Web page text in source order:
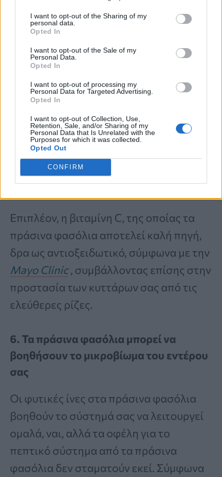
I want to opt-out of the Sharing of my
personal data.
Opted In
I want to opt-out of the Sale of my
Personal Data.
Opted In
I want to opt-out of processing my
Personal Data for Targeted Advertising.
Opted In
I want to opt-out of Collection, Use,
Retention, Sale, and/or Sharing of my
Personal Data that Is Unrelated with the
Purposes for which it was collected.
Opted Out
CONFIRM
συστατικά» να χρησιμοποιείται στο
οποίο πολλοί ειδικοί αναφέρονται σε
αυτά. Τα φυτοθρεπτικά συστατικά
μπορεί να μειώσουν τις πιθανότητές σας
να αναπτύξετε μια σειρά από
διαφορετικές ασθένειες, όπως η
αρθρίτιδα, ο διαβήτης, ο καρκίνος, η
νόσος Αλτσχάιμερ και οι καρδιαγγειακές
παθήσεις, .
Επιπλέον, η βιταμίνη C, της οποίας τα
πράσινα φασόλια αποτελεί καλή πηγή,
δρα ως αντιοξειδωτικό, σύμφωνα με την
Mayo Clinic, συμβάλλοντας επίσης στην
προστασία των κυττάρων σας από τις
ελεύθερες ρίζες.
6. Τα πράσινα φασόλια μπορεί να
βοηθήσουν το μικροβίωμα του εντέρου
σας
Οι φυτικές ίνες στα πράσινα φασόλια
βοηθούν το σύστημά σας να λειτουργεί
ομαλά, ναι, αλλά τα οφέλη για το
πεπτικό σύστημα από τα πράσινα
φασόλια δεν σταματούν εκεί. Σύμφωνα